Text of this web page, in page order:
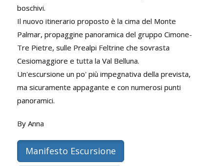
boschivi.
Il nuovo itinerario proposto è la cima del Monte
Palmar, propaggine panoramica del gruppo Cimone-
Tre Pietre, sulle Prealpi Feltrine che sovrasta
Cesiomaggiore e tutta la Val Belluna.
Un'escursione un po' più impegnativa della prevista,
ma sicuramente appagante e con numerosi punti
panoramici.
By Anna
Manifesto Escursione